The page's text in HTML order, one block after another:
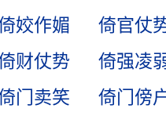
姣作媚
倚官仗
财仗势
倚强凌
门卖笑
倚门傍